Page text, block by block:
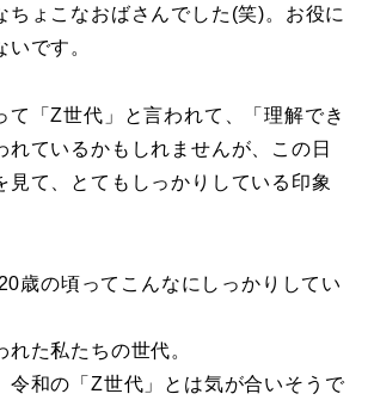
ちょこなおばさんでした(笑)。お役に
です。
て「Z世代」と言われて、「理解でき
れているかもしれませんが、この日
見て、とてもしっかりしている印象
歳の頃ってこんなにしっかりしてい
れた私たちの世代。
令和の「Z世代」とは気が合いそうで